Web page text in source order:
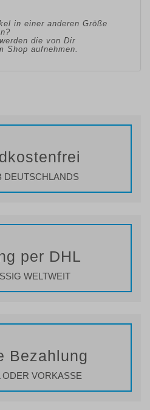
in einer anderen Größe
die von Dir
Shop aufnehmen.
DEUTSCHLANDS
per DHL
WELTWEIT
Bezahlung
ODER VORKASSE